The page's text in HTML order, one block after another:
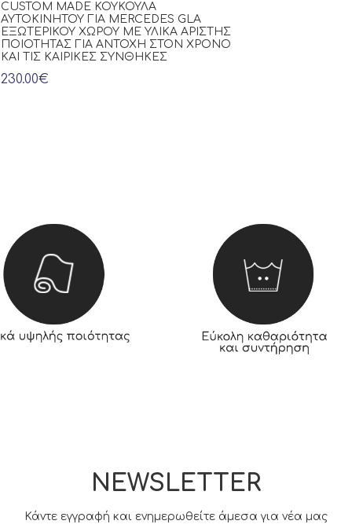
CUSTOM MADE ΚΟΥΚΟΎΛΑ
ΑΥΤΟΚΙΝΉΤΟΥ ΓΙΑ MERCEDES GLA
ΕΞΩΤΕΡΙΚΟΎ ΧΏΡΟΥ ΜΕ ΥΛΙΚΆ ΆΡΙΣΤΗΣ
ΠΟΙΌΤΗΤΑΣ ΓΙΑ ΑΝΤΟΧΉ ΣΤΟΝ ΧΡΌΝΟ
ΚΑΙ ΤΙΣ ΚΑΙΡΙΚΈΣ ΣΥΝΘΉΚΕΣ
230.00€
NEWSLETTER
Κάντε εγγραφή και ενημερωθείτε άμεσα για νέα μας